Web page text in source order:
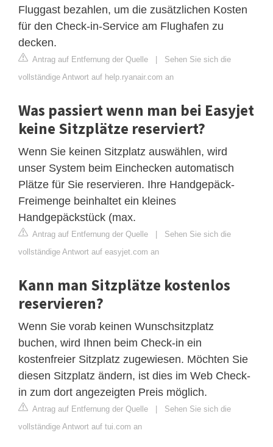
Fluggast bezahlen, um die zusätzlichen Kosten
für den Check-in-Service am Flughafen zu
decken.
Antrag auf Entfernung der Quelle | Sehen Sie sich die
vollständige Antwort auf help.ryanair.com an
Was passiert wenn man bei Easyjet
keine Sitzplätze reserviert?
Wenn Sie keinen Sitzplatz auswählen, wird
unser System beim Einchecken automatisch
Plätze für Sie reservieren. Ihre Handgepäck-
Freimenge beinhaltet ein kleines
Handgepäckstück (max.
Antrag auf Entfernung der Quelle | Sehen Sie sich die
vollständige Antwort auf easyjet.com an
Kann man Sitzplätze kostenlos
reservieren?
Wenn Sie vorab keinen Wunschsitzplatz
buchen, wird Ihnen beim Check-in ein
kostenfreier Sitzplatz zugewiesen. Möchten Sie
diesen Sitzplatz ändern, ist dies im Web Check-
in zum dort angezeigten Preis möglich.
Antrag auf Entfernung der Quelle | Sehen Sie sich die
vollständige Antwort auf tui.com an